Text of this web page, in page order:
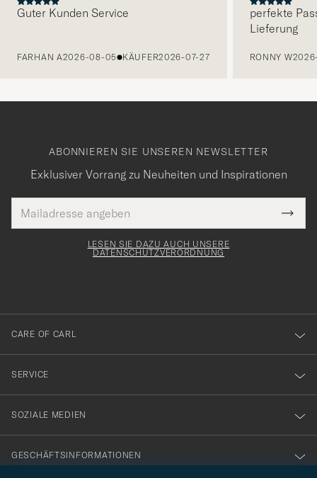
Guter Kunden Service
FARHAN A2026-08-05 KÄUFER2026-07-27
perfekte
Lieferung
RONNY W
ABONNIEREN SIE UNSEREN NEWSLETTER
Exklusiver Vorrang zu Neuheiten und Inspirationen
Mail
Adresse
Tack
för
dig
till
vårt
nyhetsbrev!
LESEN SIE DAZU AUCH UNSERE
DATENSCHUTZVERORDNUNG
CARE OF CARL
SERVICE
SOZIALE MEDIEN
GESCHÄFTSINFORMATIONEN